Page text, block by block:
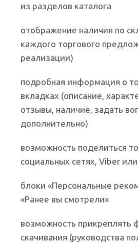
из разделов каталога
отображение наличия по
каждого торгового
реализации)
подробная информация о
вкладках (описание,
отзывы, наличие, задать
дополнительно)
возможность поделиться
социальных сетях, Viber
блоки «Персональные
«Ранее вы смотрели»
возможность прикреплять
скачивания (руководства